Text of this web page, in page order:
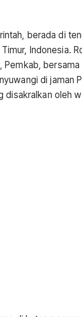
berada di
Indonesia.
di jaman
disakralkan oleh